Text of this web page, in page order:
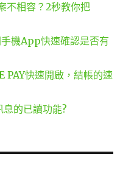
不相容？2秒教你把
機App快速確認是否有
PAY快速開啟，結帳的速
息的已讀功能?